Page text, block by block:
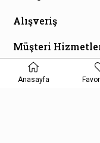
Alışveriş
Müşteri
E-Bülten
Kampanya ve
Anasayfa